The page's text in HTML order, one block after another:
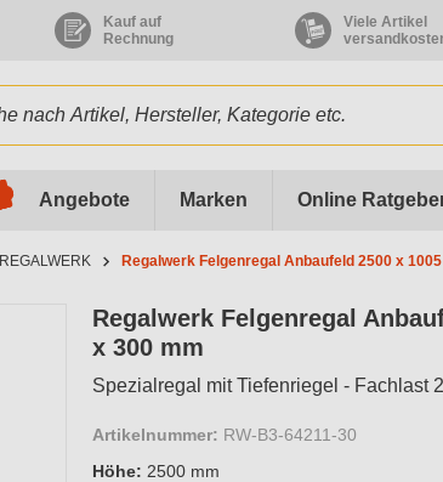
Kauf auf
Rechnung
Viele Artikel
Angebote Marken Online
REGALWERK Regalwerk Felgenregal Anbaufeld 2500 x
Regalwerk Felgenregal
x 300 mm
Spezialregal mit Tiefenriegel - Fachlast
Artikelnummer: RW-B3-64211-30
Höhe: 2500 mm